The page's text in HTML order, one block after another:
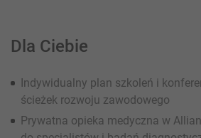
Dla Ciebie
Indywidualny plan szkoleń i
ścieżek rozwoju zawodowego
Prywatna opieka medyczna w